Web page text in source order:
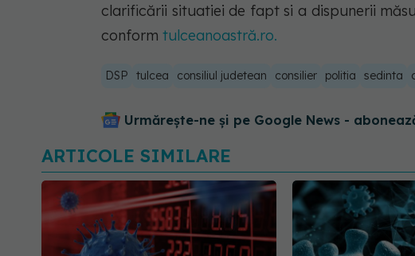
clarificării situatiei de fapt si a dispunerii
conform tulceanoastră.ro.
DSP tulcea consiliul judetean consilier politia sedinta
Urmărește-ne și pe Google News -
ARTICOLE SIMILARE